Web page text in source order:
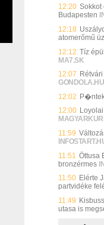
12:20 Sokkot
Budapesten
12:18
atomerőmű
12:12 Tíz
MA7.SK
12:07
GONDOLA.HU
12:02
12:00
11:59
11:51 Öttusa
bronzérmes
11:50 Elérte
partvidéke
11:49
utasa is